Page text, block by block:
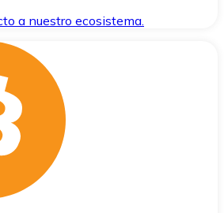
a nuestro ecosistema.